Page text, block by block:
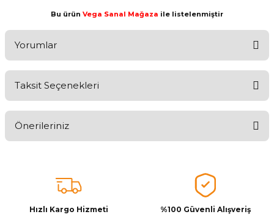
Bu ürün Vega Sanal Mağaza ile listelenmiştir
Yorumlar
Taksit Seçenekleri
Önerileriniz
tarafımıza iletebilirsiniz.
Görüş ve önerileriniz için teşekkür ederiz.
Hızlı Kargo Hizmeti
%100 Güvenli Alışveriş